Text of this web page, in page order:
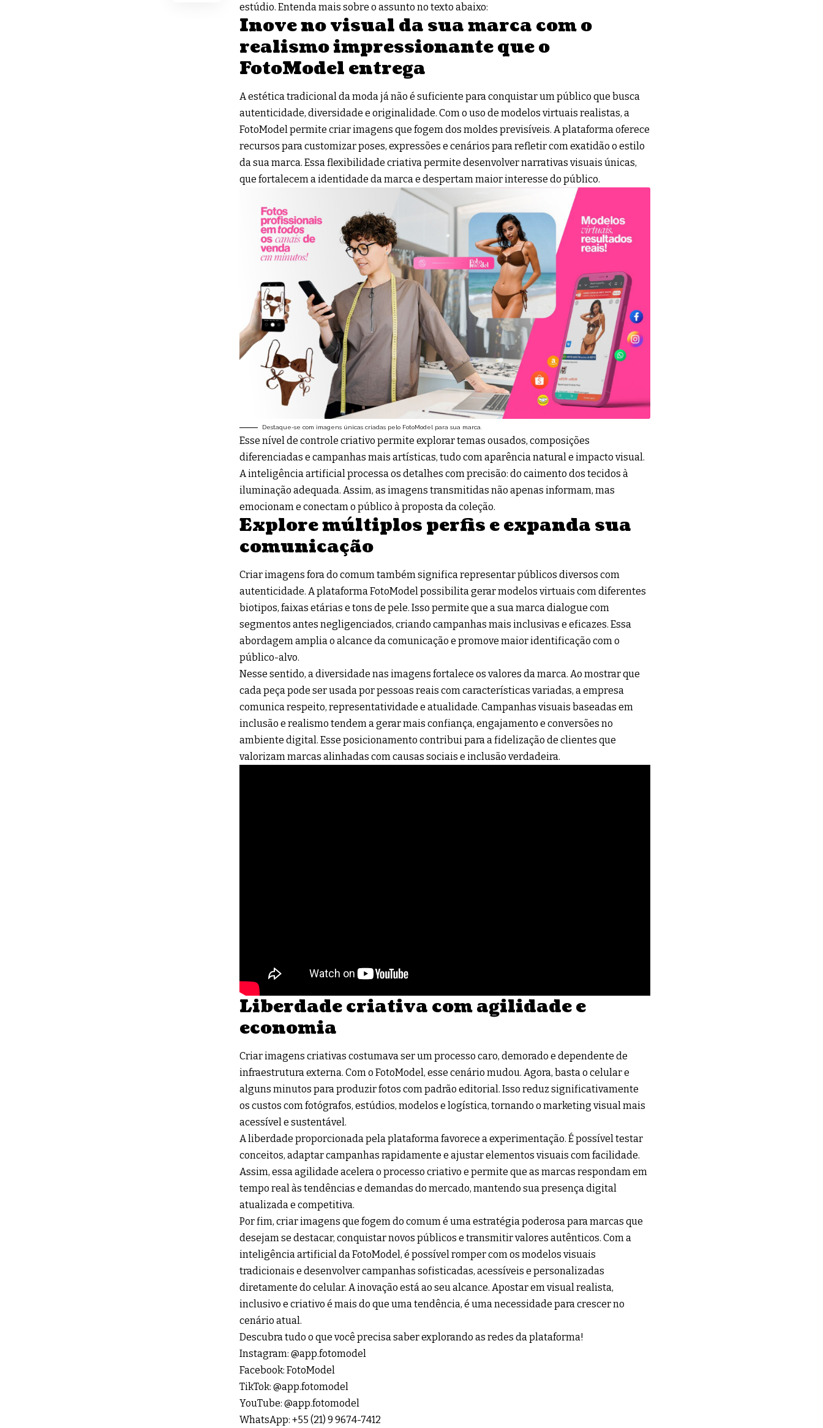
estúdio. Entenda mais sobre o assunto no texto abaixo:
Inove no visual da sua marca com o
realismo impressionante que o
FotoModel entrega
A estética tradicional da moda já não é suficiente para conquistar um público que busca
autenticidade, diversidade e originalidade. Com o uso de modelos virtuais realistas, a
FotoModel permite criar imagens que fogem dos moldes previsíveis. A plataforma oferece
recursos para customizar poses, expressões e cenários para refletir com exatidão o estilo
da sua marca. Essa flexibilidade criativa permite desenvolver narrativas visuais únicas,
que fortalecem a identidade da marca e despertam maior interesse do público.
Destaque-se com imagens únicas criadas pelo FotoModel para sua marca.
Esse nível de controle criativo permite explorar temas ousados, composições
diferenciadas e campanhas mais artísticas, tudo com aparência natural e impacto visual.
A inteligência artificial processa os detalhes com precisão: do caimento dos tecidos à
iluminação adequada. Assim, as imagens transmitidas não apenas informam, mas
emocionam e conectam o público à proposta da coleção.
Explore múltiplos perfis e expanda sua
comunicação
Criar imagens fora do comum também significa representar públicos diversos com
autenticidade. A plataforma FotoModel possibilita gerar modelos virtuais com diferentes
biotipos, faixas etárias e tons de pele. Isso permite que a sua marca dialogue com
segmentos antes negligenciados, criando campanhas mais inclusivas e eficazes. Essa
abordagem amplia o alcance da comunicação e promove maior identificação com o
público-alvo.
Nesse sentido, a diversidade nas imagens fortalece os valores da marca. Ao mostrar que
cada peça pode ser usada por pessoas reais com características variadas, a empresa
comunica respeito, representatividade e atualidade. Campanhas visuais baseadas em
inclusão e realismo tendem a gerar mais confiança, engajamento e conversões no
ambiente digital. Esse posicionamento contribui para a fidelização de clientes que
valorizam marcas alinhadas com causas sociais e inclusão verdadeira.
Liberdade criativa com agilidade e
economia
Criar imagens criativas costumava ser um processo caro, demorado e dependente de
infraestrutura externa. Com o FotoModel, esse cenário mudou. Agora, basta o celular e
alguns minutos para produzir fotos com padrão editorial. Isso reduz significativamente
os custos com fotógrafos, estúdios, modelos e logística, tornando o marketing visual mais
acessível e sustentável.
A liberdade proporcionada pela plataforma favorece a experimentação. É possível testar
conceitos, adaptar campanhas rapidamente e ajustar elementos visuais com facilidade.
Assim, essa agilidade acelera o processo criativo e permite que as marcas respondam em
tempo real às tendências e demandas do mercado, mantendo sua presença digital
atualizada e competitiva.
Por fim, criar imagens que fogem do comum é uma estratégia poderosa para marcas que
desejam se destacar, conquistar novos públicos e transmitir valores autênticos. Com a
inteligência artificial da FotoModel, é possível romper com os modelos visuais
tradicionais e desenvolver campanhas sofisticadas, acessíveis e personalizadas
diretamente do celular. A inovação está ao seu alcance. Apostar em visual realista,
inclusivo e criativo é mais do que uma tendência, é uma necessidade para crescer no
cenário atual.
Descubra tudo o que você precisa saber explorando as redes da plataforma!
Instagram: @app.fotomodel
Facebook: FotoModel
TikTok: @app.fotomodel
YouTube: @app.fotomodel
WhatsApp: +55 (21) 9 9674-7412